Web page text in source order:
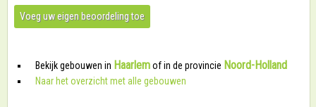
Voeg uw eigen beoordeling toe
Bekijk gebouwen in Haarlemof in de provincie Noord-Holland
Naar het overzicht met alle gebouwen